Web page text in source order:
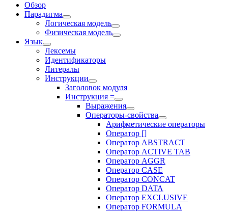
Обзор
Парадигма
Логическая модель
Физическая модель
Язык
Лексемы
Идентификаторы
Литералы
Инструкции
Заголовок модуля
Инструкция =
Выражения
Операторы-свойства
Арифметические операторы
Оператор []
Оператор ABSTRACT
Оператор ACTIVE TAB
Оператор AGGR
Оператор CASE
Оператор CONCAT
Оператор DATA
Оператор EXCLUSIVE
Оператор FORMULA